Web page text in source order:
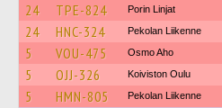
24 TPE-824 Porin Linjat
24 HNC-324 Pekolan Liikenne
5 VOU-475 Osmo Aho
5 OJJ-326 Koiviston Oulu
5 HMN-805 Pekolan Liikenne